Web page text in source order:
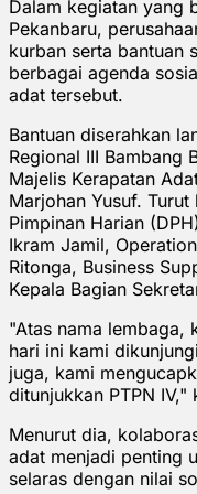
Dalam kegiatan yang
Pekanbaru,
kurban serta bantuan
berbagai agenda
adat tersebut.
Bantuan diserahkan
Regional III Bambang
Majelis Kerapatan
Marjohan Yusuf.
Pimpinan Harian
Ikram Jamil,
Ritonga, Business
Kepala Bagian
"Atas nama lembaga,
hari ini kami
juga, kami
ditunjukkan PTPN
Menurut dia,
adat menjadi penting
selaras dengan nilai